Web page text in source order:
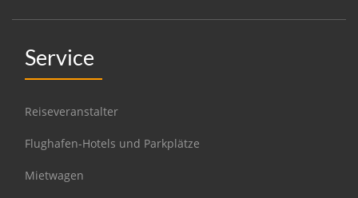
Service
Reiseveranstalter
Flughafen-Hotels und Parkplätze
Mietwagen